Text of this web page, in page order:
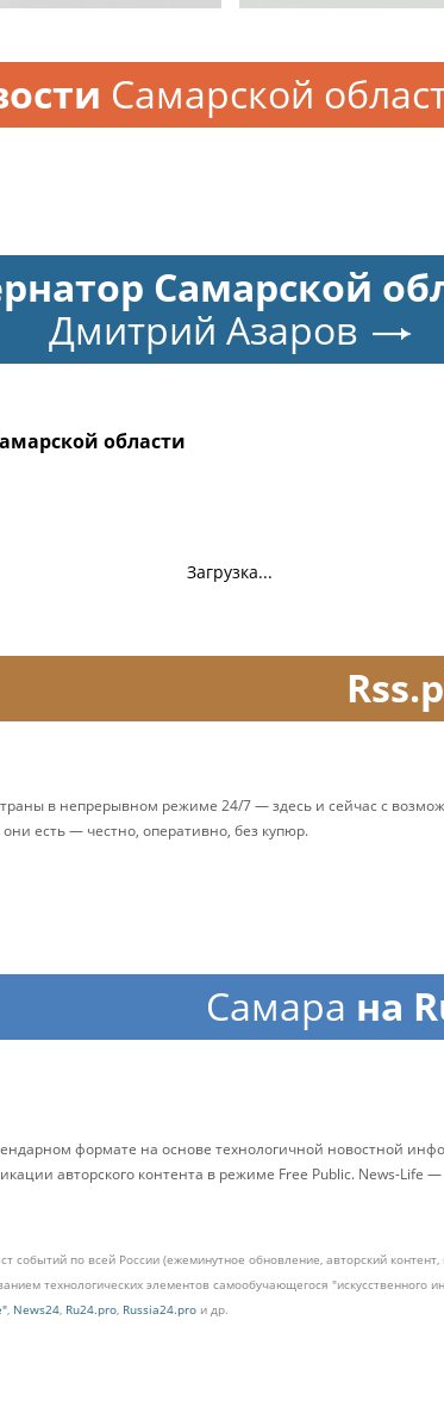
Самарской
Самарской
Дмитрий Азаров
области
Загрузка...
в непрерывном режиме 24/7 — здесь и сейчас с
есть — честно, оперативно, без купюр.
Самара на
формате на основе технологичной новостной
авторского контента в режиме Free Public. News-
событий по всей России (ежеминутное обновление, авторский
технологических элементов самообучающегося
, News24, Ru24.pro, Russia24.pro и др.